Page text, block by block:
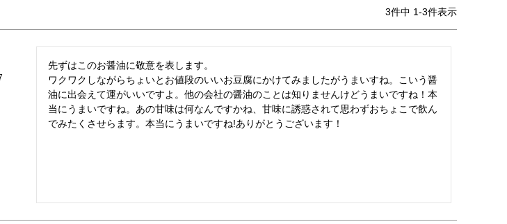
3件中 1-3件表示
先ずはこのお醤油に敬意を表します。
ワクワクしながらちょいとお値段のいいお豆腐にかけてみましたがうまいすね。こいう醤
油に出会えて運がいいですよ。他の会社の醤油のことは知りませんけどうまいですね！本
当にうまいですね。あの甘味は何なんですかね、甘味に誘惑されて思わずおちょこで飲ん
でみたくさせらます。本当にうまいですね!ありがとうございます！